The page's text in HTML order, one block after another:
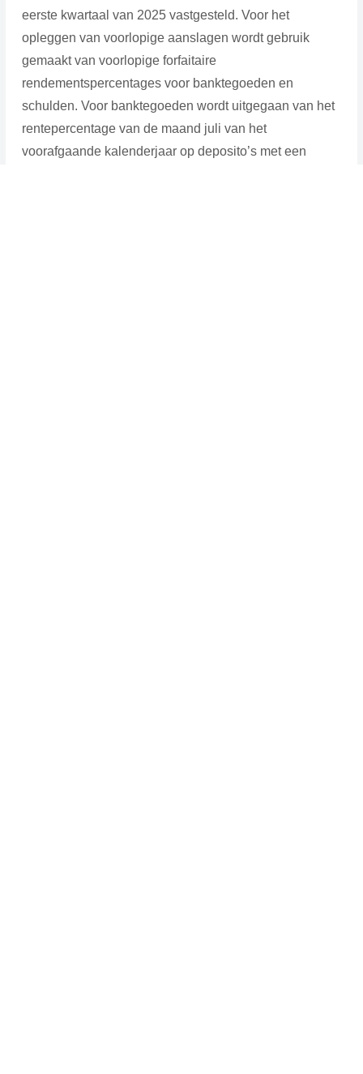
eerste kwartaal van 2025 vastgesteld. Voor het
opleggen van voorlopige aanslagen wordt gebruik
gemaakt van voorlopige forfaitaire
rendementspercentages voor banktegoeden en
schulden. Voor banktegoeden wordt uitgegaan van het
rentepercentage van de maand juli van het
voorafgaande kalenderjaar op deposito’s met een